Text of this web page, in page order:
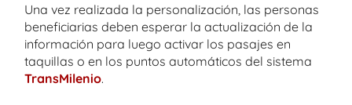
Una vez realizada la personalización, las personas
beneficiarias deben esperar la actualización de la
información para luego activar los pasajes en
taquillas o en los puntos automáticos del sistema
TransMilenio.